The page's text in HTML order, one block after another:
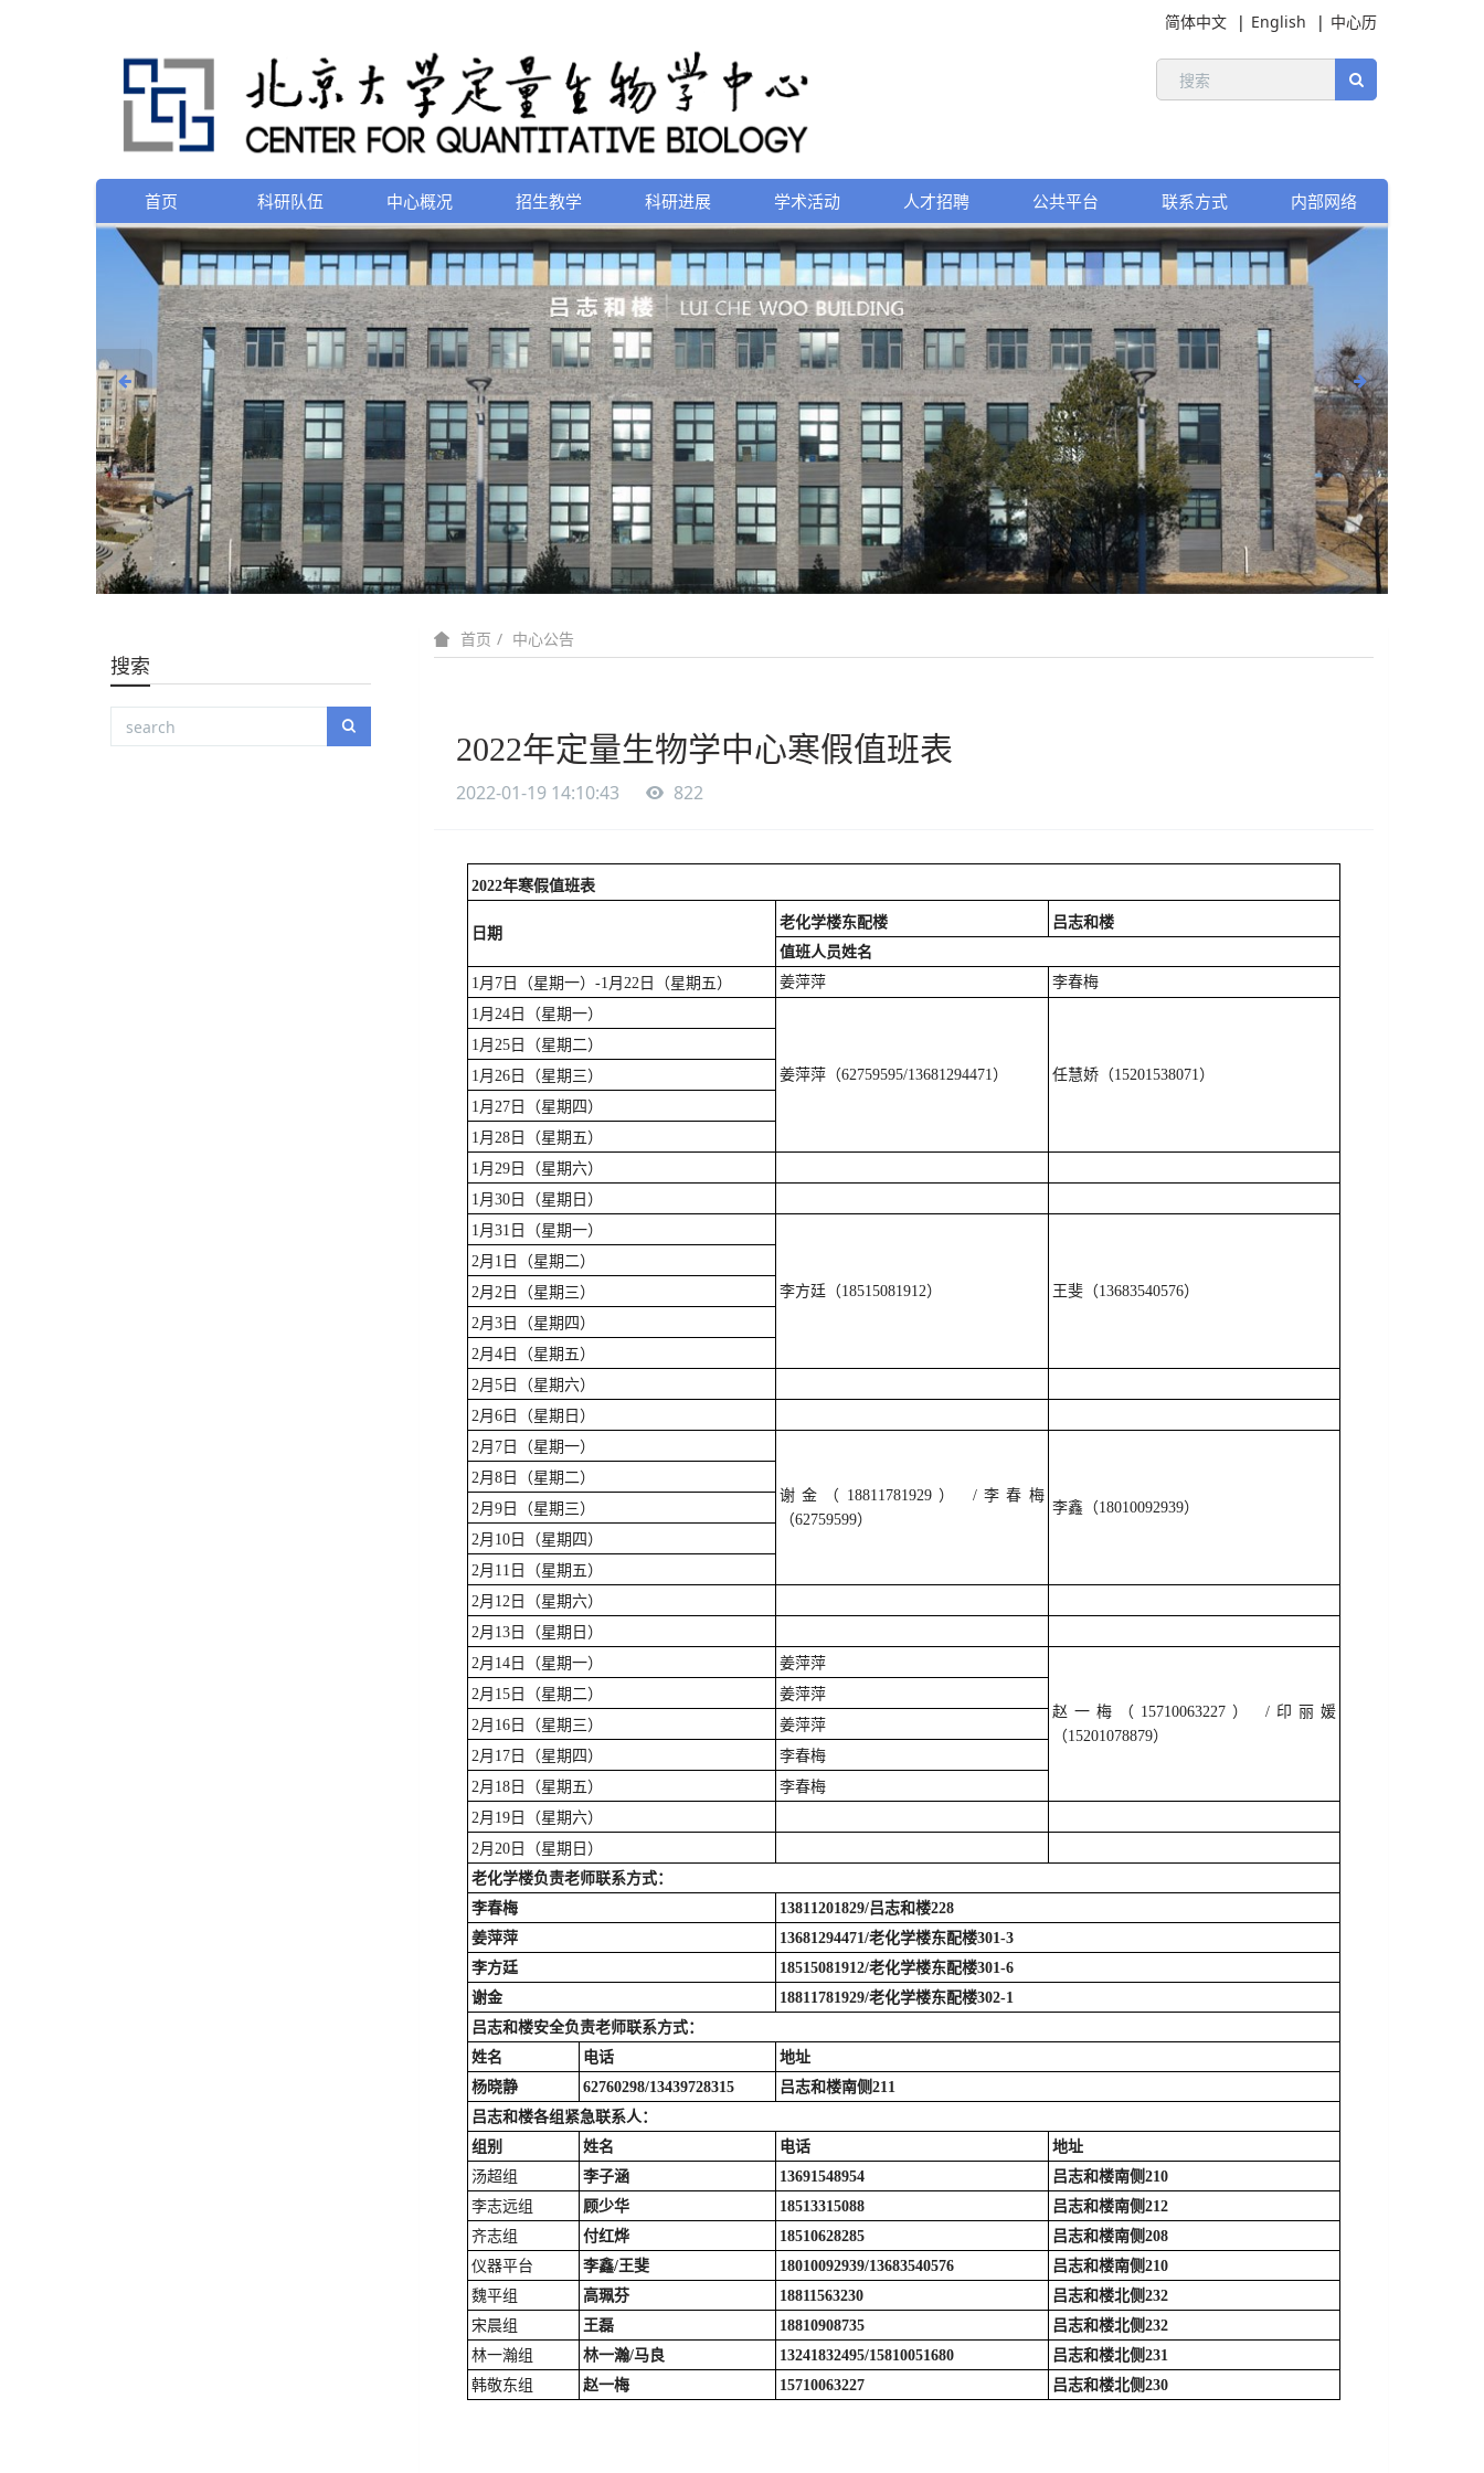
简体中文 English 中心历
首页 科研队伍 中心概况 招生教学 科研进展 学术活动 人才招聘 公共平台 联系方式 内部网络
首页 中心公告
2022年定量生物学中心寒假值班表
2022-01-19 14:10:43 822
2022年寒假值班表
日期
老化学楼东配楼
吕志和楼
值班人员姓名
1月7日（星期一）-1月22日（星期五）
姜萍萍
李春梅
1月24日（星期一）
姜萍萍（62759595/13681294471） 任慧娇（15201538071）
1月25日（星期二）
1月26日（星期三）
1月27日（星期四）
1月28日（星期五）
1月29日（星期六）
1月30日（星期日）
1月31日（星期一）
李方廷（18515081912） 王斐（13683540576）
2月1日（星期二）
2月2日（星期三）
2月3日（星期四）
2月4日（星期五）
2月5日（星期六）
2月6日（星期日）
2月7日（星期一）
谢金（18811781929） /李春梅
（62759599）
李鑫（18010092939）
2月8日（星期二）
2月9日（星期三）
2月10日（星期四）
2月11日（星期五）
2月12日（星期六）
2月13日（星期日）
2月14日（星期一）
姜萍萍
赵一梅（15710063227） /印丽媛
（15201078879）
2月15日（星期二）
姜萍萍
2月16日（星期三）
姜萍萍
2月17日（星期四）
李春梅
2月18日（星期五）
李春梅
2月19日（星期六）
2月20日（星期日）
老化学楼负责老师联系方式：
李春梅
13811201829/吕志和楼228
姜萍萍
13681294471/老化学楼东配楼301-3
李方廷
18515081912/老化学楼东配楼301-6
谢金
18811781929/老化学楼东配楼302-1
吕志和楼安全负责老师联系方式：
姓名
电话
地址
杨晓静
62760298/13439728315
吕志和楼南侧211
吕志和楼各组紧急联系人：
组别
姓名 电话
地址
汤超组
李子涵 13691548954
吕志和楼南侧210
李志远组
顾少华 18513315088
吕志和楼南侧212
齐志组
付红烨 18510628285
吕志和楼南侧208
仪器平台
李鑫/王斐 18010092939/13683540576
吕志和楼南侧210
魏平组
高珮芬 18811563230
吕志和楼北侧232
宋晨组
王磊 18810908735
吕志和楼北侧232
林一瀚组
林一瀚/马良 13241832495/15810051680
吕志和楼北侧231
韩敬东组
赵一梅 15710063227 吕志和楼北侧230
搜索